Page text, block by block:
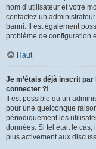
nom d’utilisateur et votre
contactez un
banni. Il est également
problème de configuration
Haut
Je m’étais déjà inscrit
connecter ?!
Il est possible qu’un
pour une quelconque
périodiquement les
données. Si tel était le
plus activement aux